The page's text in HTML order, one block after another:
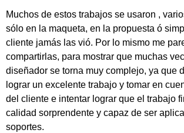
Muchos de estos trabajos se usaron ,
sólo en la maqueta, en la propuesta ó
cliente jamás las vió. Por lo mismo me
compartirlas, para mostrar que muchas
diseñador se torna muy complejo, ya que
lograr un excelente trabajo y tomar en
del cliente e intentar lograr que el trabajo
calidad sorprendente y capaz de ser
soportes.